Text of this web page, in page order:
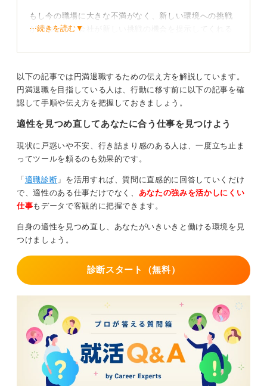
あなたの軸とは、「何を1番大切にしたいか」という価値
って最善の選択をしてください。
0
もし今の職場に大きな不満がなく、新しい環境への挑戦
が理由なら、会社が新しい挑戦の機会を提示してくれる
つです。
あなたが迷っているのは、今の職場にもメリットを感じ
ているからかもしれません。
今の職場で挑戦するか、新しい環境で挑戦するのか、ど
ちらが本当に求めていることかを見極めていきましょ
気持ちの整理には、現状のプラス面・マイナス面を書き
出し、どんな葛藤があるか図式化してみることがおすす
が見えてくることがあります。
⋯続きを読む▼
以下の記事では円満退職するための伝え方を解説しています。
円満退職を目指している人は、行動に移す前に以下の記事を確
認して手順や伝え方を把握しておきましょう。
適性を見つめ直してあなたに合う仕事を見つけよう
現状に戸惑いや不安、行き詰まり感のある人は、一度立ち止ま
ってツールを頼るのも効果的です。
「 適職診断 」を活用すれば、質問に直感的に回答していくだけ
で、適性のある仕事だけでなく、 あなたの強みを活かしにくい
仕事もデータで客観的に把握できます。
自身の適性を見つめ直し、あなたがいきいきと働ける環境を見
つけましょう。
診断スタート（無料）